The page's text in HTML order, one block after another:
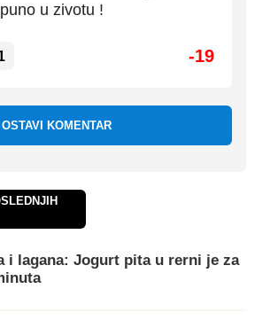
u zivotu !
-19
OSTAVI KOMENTAR
i lagana: Jogurt pita u rerni je za